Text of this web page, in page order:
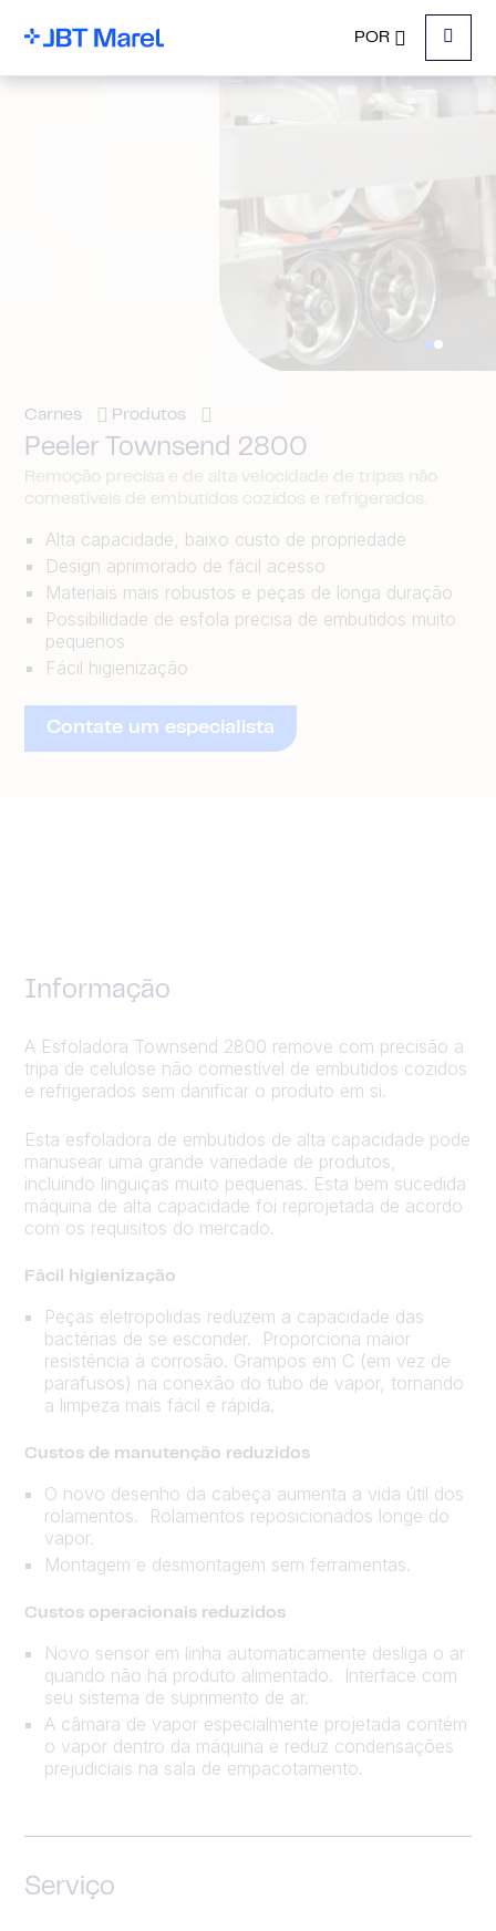
POR
Menu
Carnes Produtos
Peeler Townsend 2800
Remoção precisa e de alta velocidade de tripas não
comestíveis de embutidos cozidos e refrigerados.
Alta capacidade, baixo custo de propriedade
Design aprimorado de fácil acesso
Materiais mais robustos e peças de longa duração
Possibilidade de esfola precisa de embutidos muito
pequenos
Fácil higienização
Contate um especialista
Informação
A Esfoladora Townsend 2800 remove com precisão a
tripa de celulose não comestível de embutidos cozidos
e refrigerados sem danificar o produto em si.
Esta esfoladora de embutidos de alta capacidade pode
manusear uma grande variedade de produtos,
incluindo linguiças muito pequenas. Esta bem sucedida
máquina de alta capacidade foi reprojetada de acordo
com os requisitos do mercado.
Fácil higienização
Peças eletropolidas reduzem a capacidade das
bactérias de se esconder. Proporciona maior
resistência à corrosão. Grampos em C (em vez de
parafusos) na conexão do tubo de vapor, tornando
a limpeza mais fácil e rápida.
Custos de manutenção reduzidos
O novo desenho da cabeça aumenta a vida útil dos
rolamentos. Rolamentos reposicionados longe do
vapor.
Montagem e desmontagem sem ferramentas.
Custos operacionais reduzidos
Novo sensor em linha automaticamente desliga o ar
quando não há produto alimentado. Interface com
seu sistema de suprimento de ar.
A câmara de vapor especialmente projetada contém
o vapor dentro da máquina e reduz condensações
prejudiciais na sala de empacotamento.
Serviço